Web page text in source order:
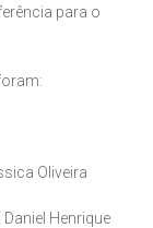
para o
Oliveira
Henrique